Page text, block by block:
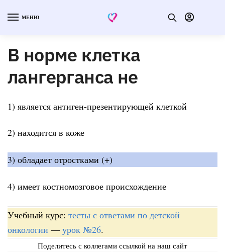
МЕНЮ
В норме клетка
лангерганса не
1) является антиген-презентирующей клеткой
2) находится в коже
3) обладает отростками (+)
4) имеет костномозговое происхождение
Учебный курс: тесты с ответами по детской
онкологии — урок №26.
Поделитесь с коллегами ссылкой на наш сайт